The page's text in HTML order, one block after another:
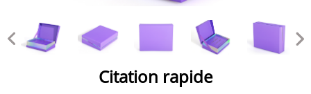
Citation rapide